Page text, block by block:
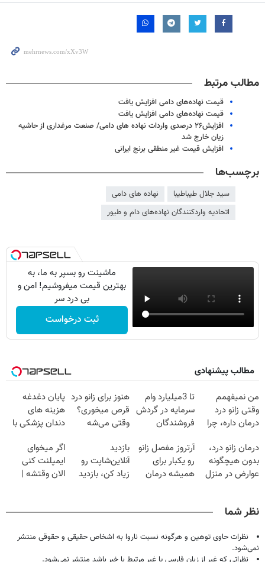
مطالب مرتبط
قیمت نهاده‌های دامی افزایش یافت
قیمت نهاده‌های دامی افزایش یافت
افزایش۲۶ درصدی واردات نهاده های دامی/ صنعت مرغداری از حاشیه
زیان خارج شد
افزایش قیمت غیر منطقی برنج ایرانی
برچسب‌ها
سید جلال طیباطیبا
نهاده های دامی
اتحادیه واردکنندگان نهاده‌های دام و طیور
ماشینت رو بسپر به ما، به
بهترین قیمت میفروشیم! امن و
بی درد سر
ثبت درخواست
مطالب پیشنهادی
من نمیفهمم
وقتی زانو درد
درمان داره، چرا
تحمل میکنی؟❗
تا 3میلیارد وام
سرمایه در گردش
فروشندگان
هنوز برای زانو درد
قرص میخوری؟
وقتی می‌شه
درمانش کرد؟؟؟؟
پایان دغدغه
هزینه های
دندان پزشکی با
خانگی
درمان زانو درد،
بدون هیچگونه
عوارض در منزل
آرتروز مفصل زانو
رو یکبار برای
همیشه درمان
بازدید
آنلاین‌شاپت رو
زیاد کن، بازدید
اگر میخوای
ایمپلنت کنی
الان وقتشه |
نظر شما
نظرات حاوی توهین و هرگونه نسبت ناروا به اشخاص حقیقی و حقوقی منتشر
نمی‌شود.
نظراتی که غیر از زبان فارسی یا غیر مرتبط با خبر باشد منتشر نمی‌شود.